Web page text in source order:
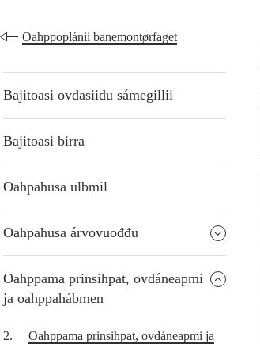
Oahppoplánii banemontørfaget
Bajitoasi ovdasiidu sámegillii
Bajitoasi birra
Oahpahusa ulbmil
Oahpahusa árvovuođđu
Oahppama prinsihpat, ovdáneapmi
ja oahppahábmen
2.
Oahppama prinsihpat, ovdáneapmi ja